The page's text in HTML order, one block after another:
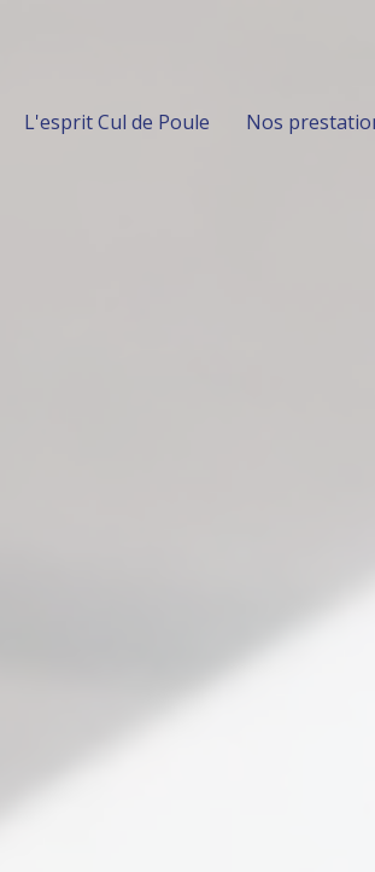
L'esprit Cul de Poule Nos